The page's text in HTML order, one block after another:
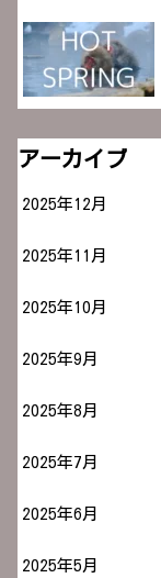
アーカイブ
2025年12月
2025年11月
2025年10月
2025年9月
2025年8月
2025年7月
2025年6月
2025年5月